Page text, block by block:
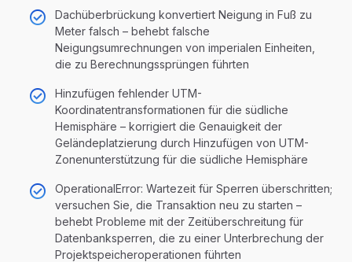
Dachüberbrückung konvertiert Neigung in Fuß zu
Meter falsch – behebt falsche
Neigungsumrechnungen von imperialen Einheiten,
die zu Berechnungssprüngen führten
Hinzufügen fehlender UTM-
Koordinatentransformationen für die südliche
Hemisphäre – korrigiert die Genauigkeit der
Geländeplatzierung durch Hinzufügen von UTM-
Zonenunterstützung für die südliche Hemisphäre
OperationalError: Wartezeit für Sperren überschritten;
versuchen Sie, die Transaktion neu zu starten –
behebt Probleme mit der Zeitüberschreitung für
Datenbanksperren, die zu einer Unterbrechung der
Projektspeicheroperationen führten